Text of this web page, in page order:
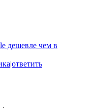
дешевле чем в
|ответить